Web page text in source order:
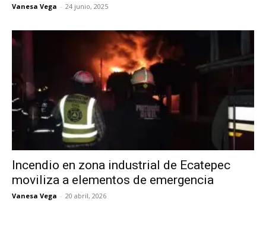
Vanesa Vega - 24 junio, 2025
Incendio en zona industrial de Ecatepec
moviliza a elementos de emergencia
Vanesa Vega - 20 abril, 2026